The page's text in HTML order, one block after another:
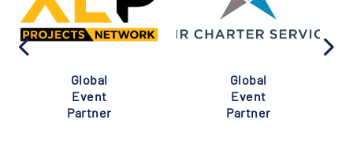
Global
Event
Partner
Global
Event
Partner